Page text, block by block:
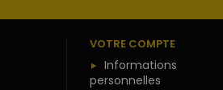
VOTRE COMPTE
Informations
personnelles